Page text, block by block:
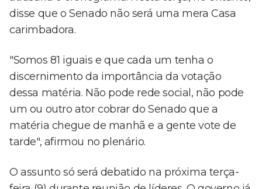
disse que o Senado não será uma mera Casa
carimbadora.
"Somos 81 iguais e que cada um tenha o
discernimento da importância da votação
dessa matéria. Não pode rede social, não pode
um ou outro ator cobrar do Senado que a
matéria chegue de manhã e a gente vote de
tarde", afirmou no plenário.
O assunto só será debatido na próxima terça-